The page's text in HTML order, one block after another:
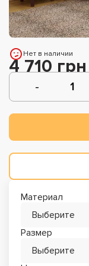
Нет в наличии
4 710 грн
Материал
Выберите
Размер
Выберите